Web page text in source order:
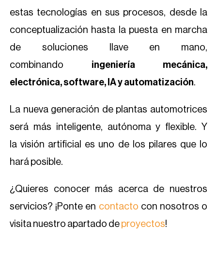
estas tecnologías en sus procesos, desde la
conceptualización hasta la puesta en marcha
de soluciones llave en mano,
combinando ingeniería mecánica,
electrónica, software, IA y automatización.
La nueva generación de plantas automotrices
será más inteligente, autónoma y flexible. Y
la visión artificial es uno de los pilares que lo
hará posible.
¿Quieres conocer más acerca de nuestros
servicios? ¡Ponte en contacto con nosotros o
visita nuestro apartado de proyectos!